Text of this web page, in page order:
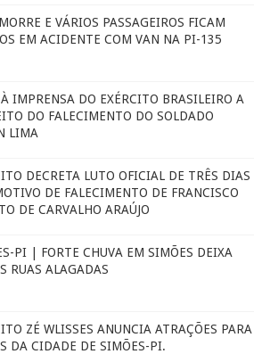
E VÁRIOS PASSAGEIROS FICAM
EM ACIDENTE COM VAN NA PI-135
IMPRENSA DO EXÉRCITO BRASILEIRO A
DO FALECIMENTO DO SOLDADO
LIMA
DECRETA LUTO OFICIAL DE TRÊS DIAS
DE FALECIMENTO DE FRANCISCO
DE CARVALHO ARAÚJO
PI | FORTE CHUVA EM SIMÕES DEIXA
RUAS ALAGADAS
ZÉ WLISSES ANUNCIA ATRAÇÕES PARA
DA CIDADE DE SIMÕES-PI.